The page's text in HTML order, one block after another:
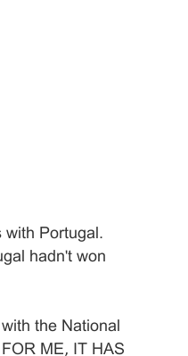
Portugal.
hadn't won
the National
ME, IT HAS